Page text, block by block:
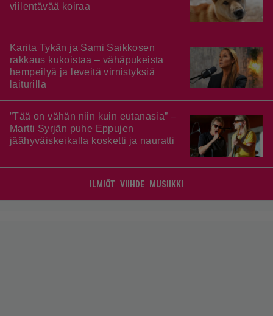
viilentävää koiraa
Karita Tykän ja Sami Saikkosen
rakkaus kukoistaa – vähäpukeista
hempeilyä ja leveitä virnistyksiä
laiturilla
”Tää on vähän niin kuin eutanasia” –
Martti Syrjän puhe Eppujen
jäähyväiskeikalla kosketti ja nauratti
ILMIÖT VIIHDE MUSIIKKI